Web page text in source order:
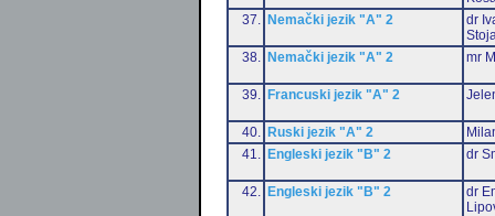
37.
Nemački jezik "A" 2
dr
38.
Nemački jezik "A" 2 mr
39. Francuski jezik "A" 2
40. Ruski jezik "A" 2
41.
Engleski jezik "B" 2 dr
42. Engleski jezik "B" 2
dr